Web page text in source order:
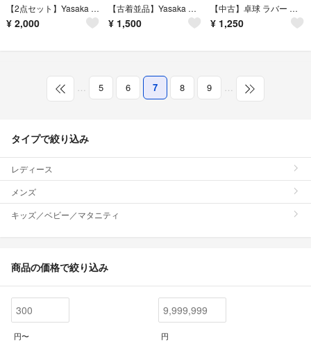
【2点セット】Yasaka 卓球 ユニフォーム
¥ 2,000
【古着並品】Yasaka ヤサカ 卓球ウェア スポーツウェア ショートパンツ
¥ 1,500
【中古】卓球 ラバー 回転系表ソフト ヤサカ スピネイト 赤 厚(2.0mm)
¥ 1,250
… 5 6 7 8 9 …
タイプで絞り込み
レディース
メンズ
キッズ／ベビー／マタニティ
商品の価格で絞り込み
円〜 円